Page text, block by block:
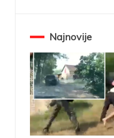
Najnovije